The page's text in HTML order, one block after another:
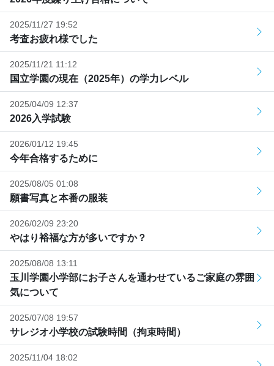
2025/11/27 19:52
考査お疲れ様でした
2025/11/21 11:12
国立学園の現在（2025年）の学力レベル
2025/04/09 12:37
2026入学試験
2026/01/12 19:45
今年合格するために
2025/08/05 01:08
願書写真と本番の服装
2026/02/09 23:20
やはり裕福な方が多いですか？
2025/08/08 13:11
玉川学園小学部にお子さんを通わせているご家庭の雰囲
気について
2025/07/08 19:57
サレジオ小学校の試験時間（拘束時間）
2025/11/04 18:02